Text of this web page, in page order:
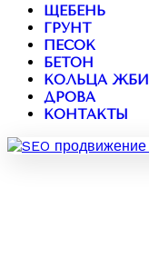
ЩЕБЕНЬ
ГРУНТ
ПЕСОК
БЕТОН
КОЛЬЦА ЖБИ
ДРОВА
КОНТАКТЫ